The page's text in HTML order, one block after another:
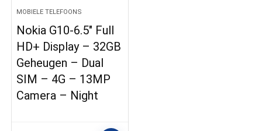
MOBIELE TELEFOONS
Nokia G10-6.5″ Full
HD+ Display – 32GB
Geheugen – Dual
SIM – 4G – 13MP
Camera – Night